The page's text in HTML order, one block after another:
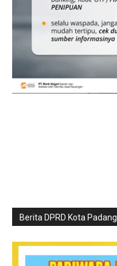
Berita DPRD Kota Padang